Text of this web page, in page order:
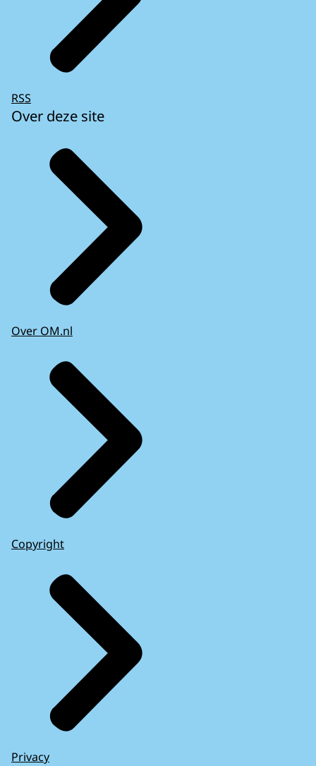
RSS
Over deze site
Over OM.nl
Copyright
Privacy